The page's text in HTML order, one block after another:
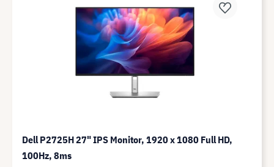
Dell P2725H 27" IPS Monitor, 1920 x 1080 Full HD,
100Hz, 8ms